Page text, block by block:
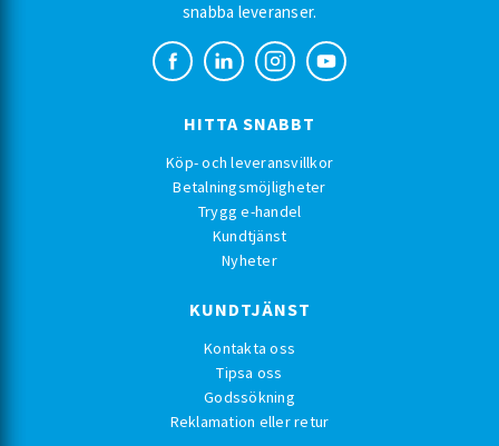
snabba leveranser.
HITTA SNABBT
Köp- och leveransvillkor
Betalningsmöjligheter
Trygg e-handel
Kundtjänst
Nyheter
KUNDTJÄNST
Kontakta oss
Tipsa oss
Godssökning
Reklamation eller retur